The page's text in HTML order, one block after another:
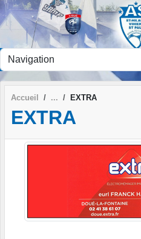
Accueil EXTRA
EXTRA
Panneau de gestion des cookies